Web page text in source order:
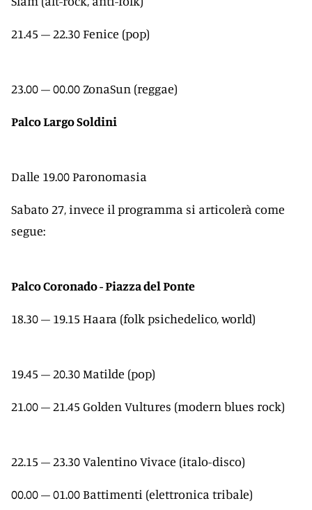
21.45 – 22.30 Fenice (pop)
23.00 – 00.00 ZonaSun (reggae)
Palco Largo Soldini
Dalle 19.00 Paronomasia
Sabato 27, invece il programma si articolerà come
segue:
Palco Coronado - Piazza del Ponte
18.30 – 19.15 Haara (folk psichedelico, world)
19.45 – 20.30 Matilde (pop)
21.00 – 21.45 Golden Vultures (modern blues rock)
22.15 – 23.30 Valentino Vivace (italo-disco)
00.00 – 01.00 Battimenti (elettronica tribale)